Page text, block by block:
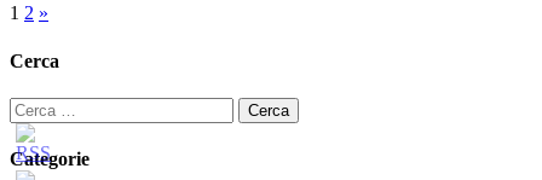
Paginazione
degli
1 2 »
Cerca
Ricerca
per:
Categorie